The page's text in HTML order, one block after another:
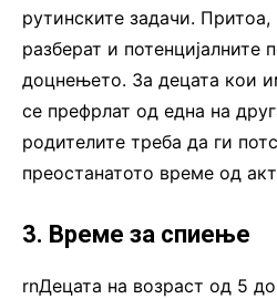
рутинските задачи.
разберат и потенцијалните
доцнењето. За децата кои
се префрлат од една на
родителите треба да ги
преостанатото време од
3. Време за спиење
rnДецата на возраст од 5